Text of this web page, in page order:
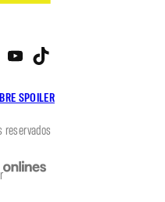
SPOILER
X YouTube
reservados